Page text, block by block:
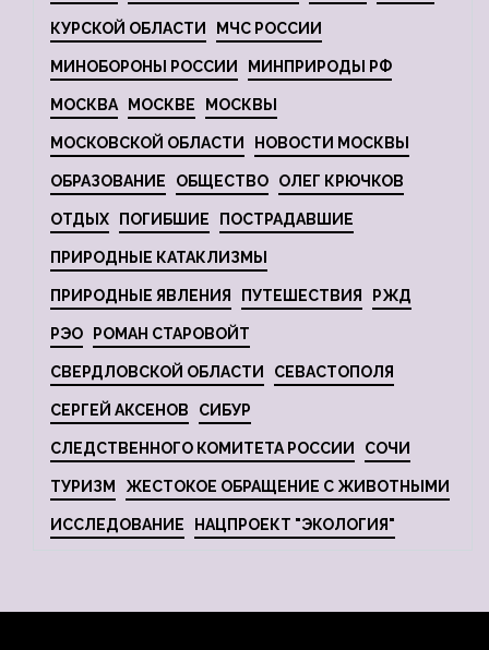
КУРСКОЙ ОБЛАСТИ МЧС РОССИИ
МИНОБОРОНЫ РОССИИ МИНПРИРОДЫ РФ
МОСКВА МОСКВЕ МОСКВЫ
МОСКОВСКОЙ ОБЛАСТИ НОВОСТИ МОСКВЫ
ОБРАЗОВАНИЕ ОБЩЕСТВО ОЛЕГ КРЮЧКОВ
ОТДЫХ ПОГИБШИЕ ПОСТРАДАВШИЕ
ПРИРОДНЫЕ КАТАКЛИЗМЫ
ПРИРОДНЫЕ ЯВЛЕНИЯ ПУТЕШЕСТВИЯ РЖД
РЭО РОМАН СТАРОВОЙТ
СВЕРДЛОВСКОЙ ОБЛАСТИ СЕВАСТОПОЛЯ
СЕРГЕЙ АКСЕНОВ СИБУР
СЛЕДСТВЕННОГО КОМИТЕТА РОССИИ СОЧИ
ТУРИЗМ ЖЕСТОКОЕ ОБРАЩЕНИЕ С ЖИВОТНЫМИ
ИССЛЕДОВАНИЕ НАЦПРОЕКТ "ЭКОЛОГИЯ"